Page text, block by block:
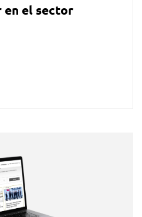
en el sector